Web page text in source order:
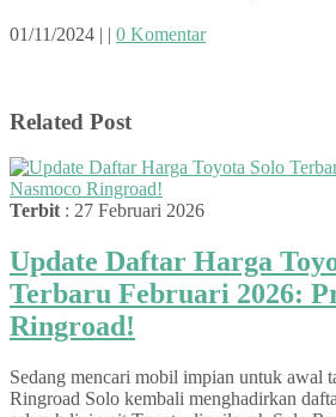
01/11/2024 | | 0 Komentar
Related Post
Terbit : 27 Februari 2026
Update Daftar Harga
Terbaru Februari 2026:
Ringroad!
Sedang mencari mobil impian untuk awal
Ringroad Solo kembali menghadirkan